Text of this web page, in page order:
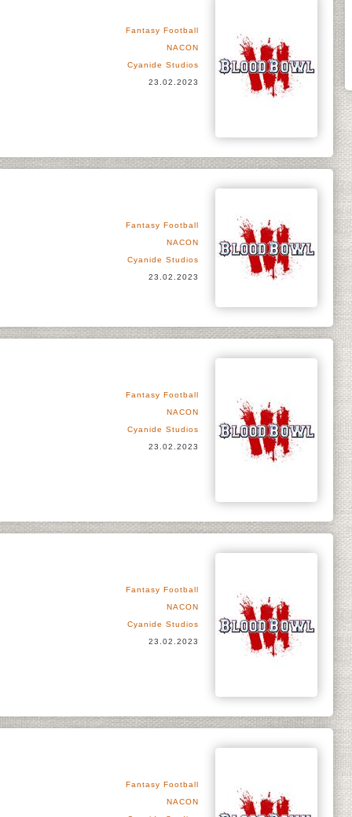
Fantasy Football
NACON
Cyanide Studios
23.02.2023
Fantasy Football
NACON
Cyanide Studios
23.02.2023
Fantasy Football
NACON
Cyanide Studios
23.02.2023
Fantasy Football
NACON
Cyanide Studios
23.02.2023
Fantasy Football
NACON